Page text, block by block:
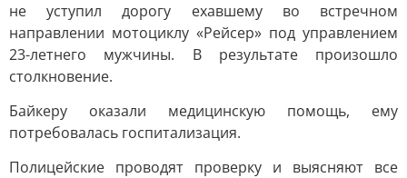
не уступил дорогу ехавшему во встречном
направлении мотоциклу «Рейсер» под управлением
23-летнего мужчины. В результате произошло
столкновение.
Байкеру оказали медицинскую помощь, ему
потребовалась госпитализация.
Полицейские проводят проверку и выясняют все